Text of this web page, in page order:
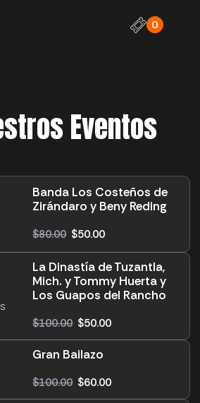
0
Eventos
Banda Los Costeños de
Zirándaro y Beny Reding
$80.00 $50.00
La Dinastía de Tuzantla,
Mich. y Tommy Huerta y
Los Guapos del Rancho
$100.00 $50.00
Gran Bailazo
$100.00 $60.00